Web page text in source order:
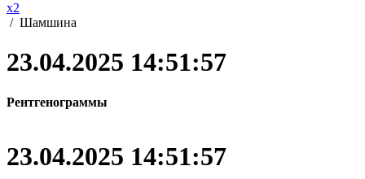
x2
/ Шамшина
23.04.2025 14:51:57
Рентгенограммы
23.04.2025 14:51:57